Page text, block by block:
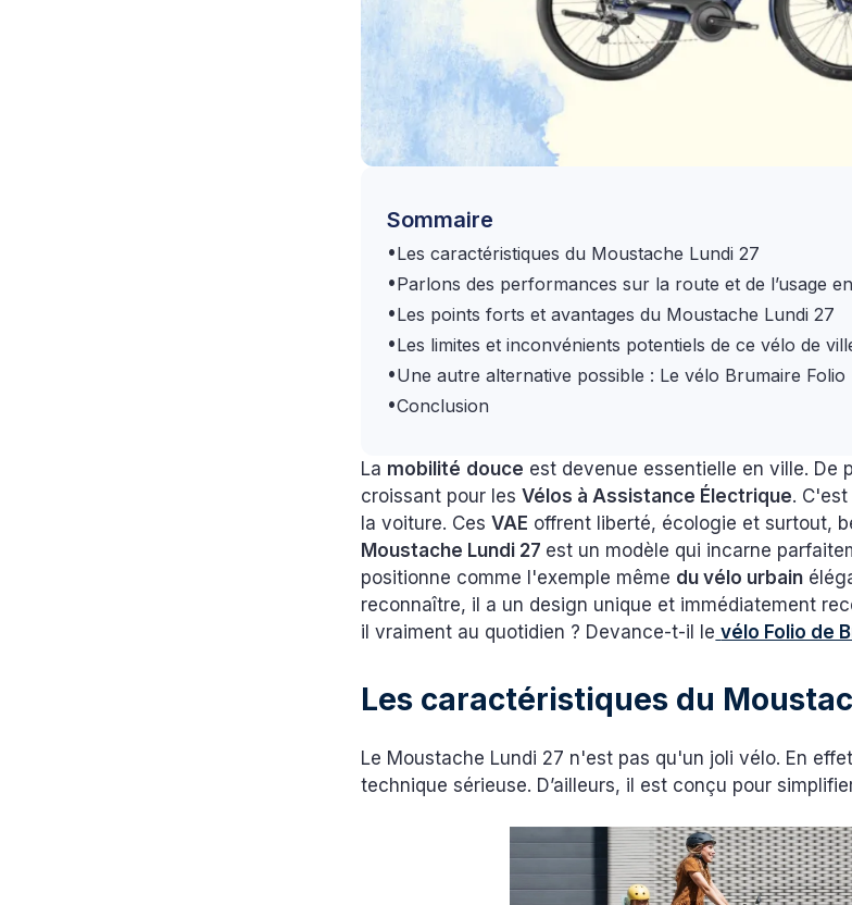
Sommaire
•Les caractéristiques du Moustache Lundi 27
•Parlons des performances sur la route et de l’usage
•Les points forts et avantages du Moustache Lundi 27
•Les limites et inconvénients potentiels de ce vélo de
•Une autre alternative possible : Le vélo Brumaire Folio
•Conclusion
La mobilité douce est devenue essentielle en ville. De
croissant pour lesVélos à Assistance Électrique.
la voiture. CesVAE offrent liberté, écologie et surtout,
Moustache Lundi 27 est un modèle qui incarne
positionne comme l'exemple même du vélo urbain
reconnaître, il a un design unique et immédiatement
il vraiment au quotidien ? Devance-t-il le vélo Folio de
Les caractéristiques du
Le Moustache Lundi 27 n'est pas qu'un joli vélo. En
technique sérieuse. D’ailleurs, il est conçu pour